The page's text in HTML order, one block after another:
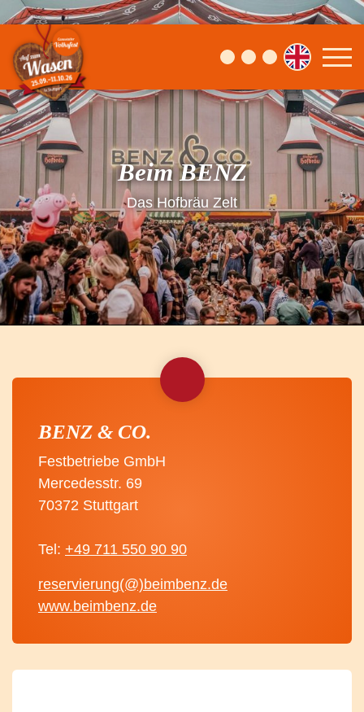
Beim BENZ
Das Hofbräu Zelt
BENZ & CO.
Festbetriebe GmbH
Mercedesstr. 69
70372 Stuttgart
Tel: +49 711 550 90 90
reservierung(@)beimbenz.de
www.beimbenz.de